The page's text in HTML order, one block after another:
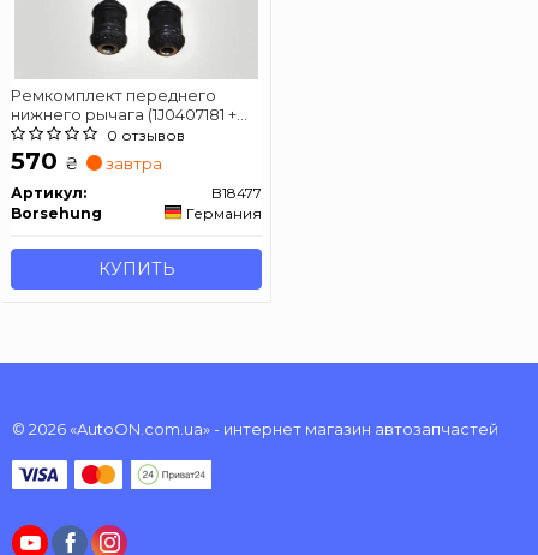
Ремкомплект переднего
нижнего рычага (1J0407181 +
357407182) 2 + 2 (OE)
0 отзывов
570 ₴ завтра
Артикул:
B18477
Borsehung
Германия
КУПИТЬ
© 2026 «AutoON.com.ua» - интернет магазин автозапчастей